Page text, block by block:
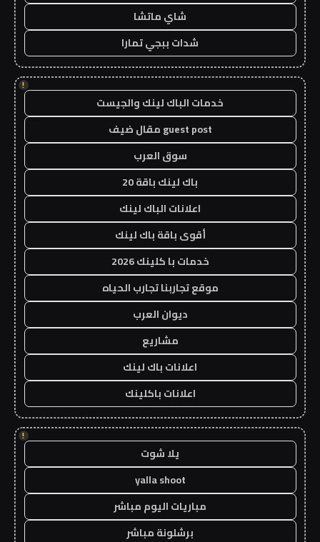
شاي ماتشا
شدات ببجي تمارا
!
خدمات الباك لينك والجيست
guest post مقال ضيف
سوق العرب
باك لينك باقة 20
اعلانات الباك لينك
أقوى باقة باك لينك
خدمات با كلينك 2026
موقع تجاربنا تجارب الحياه
ديوان العرب
مشاريع
اعلانات باك لينك
اعلانات باكلينك
!
يلا شوت
yalla shoot
مباريات اليوم مباشر
برشلونة مباشر